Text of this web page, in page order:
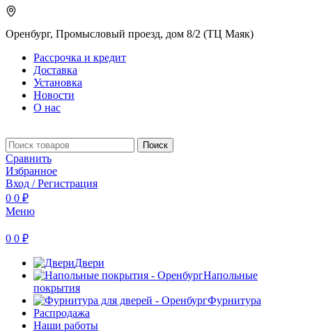
Оренбург, Промысловый проезд, дом 8/2 (ТЦ Маяк)
Рассрочка и кредит
Доставка
Установка
Новости
О нас
Поиск
Сравнить
Избранное
Вход / Регистрация
0 0 ₽
Меню
0 0 ₽
Двери
Напольные
покрытия
Фурнитура
Распродажа
Наши работы